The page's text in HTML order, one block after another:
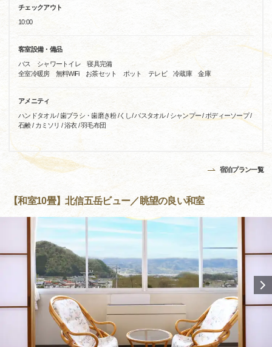
チェックアウト
10:00
客室設備・備品
バス シャワートイレ 寝具完備
全室冷暖房 無料WiFi お茶セット ポット テレビ 冷蔵庫 金庫
アメニティ
ハンドタオル / 歯ブラシ・歯磨き粉 /くし/ バスタオル / シャンプー / ボディーソープ /
石鹸 / カミソリ / 浴衣 / 羽毛布団
宿泊プラン一覧
【和室10畳】北信五岳ビュー／眺望の良い和室